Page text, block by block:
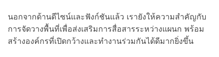
นอกจากด้านดีไซน์และฟังก์ชันแล้ว เรายังให้ความสำคัญกับ
การจัดวางพื้นที่เพื่อส่งเสริมการสื่อสารระหว่างแผนก พร้อม
สร้างองค์กรที่เปิดกว้างและทำงานร่วมกันได้ดีมากยิ่งขึ้น